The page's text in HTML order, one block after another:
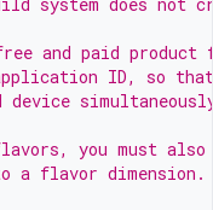
and paid product
ID, so
device
you must
a flavor dimension.